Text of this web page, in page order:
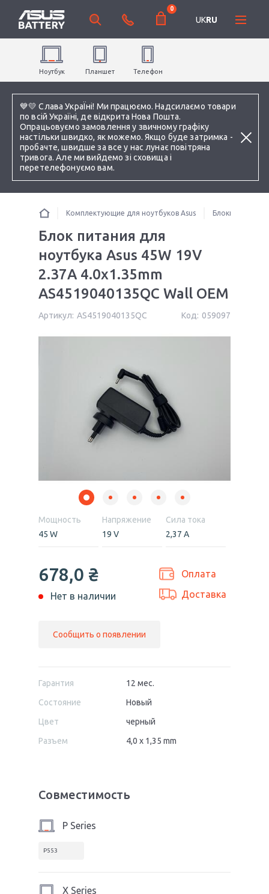
💙💛 Слава УкраЇні! Ми працюємо. Надсилаємо товари
по всій Україні, де відкрита Нова Пошта.
Опрацьовуємо замовлення у звичному графіку
настільки швидко, як можемо. Якщо буде затримка -
пробачте, швидше за все у нас лунає повітряна
тривога. Але ми вийдемо зі сховища і
перетелефонуємо вам.
0
UKRU
Ноутбук Планшет Телефон
Комплектующие для ноутбуков Asus Блоки питания
Блок питания для
ноутбука Asus 45W 19V
2.37A 4.0x1.35mm
AS4519040135QC Wall OEM
Артикул: AS4519040135QC Код: 059097
Мощность
45 W
Напряжение
19 V
Сила тока
2,37 А
678,0 ₴
Нет в наличии
Сообщить о появлении
Оплата
Доставка
Гарантия
12 мес.
Состояние
Новый
Цвет
черный
Разъем
4,0 x 1,35 mm
Совместимость
P Series
P553
X Series